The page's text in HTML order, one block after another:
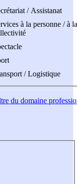
/ Assistanat
à la personne / à la
/ Logistique
du domaine